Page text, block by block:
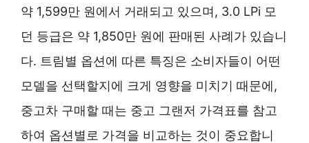
약 1,599만 원에서 거래되고 있으며, 3.0 LPi 모
던 등급은 약 1,850만 원에 판매된 사례가 있습니
다. 트림별 옵션에 따른 특징은 소비자들이 어떤
모델을 선택할지에 크게 영향을 미치기 때문에,
중고차 구매할 때는 중고 그랜저 가격표를 참고
하여 옵션별로 가격을 비교하는 것이 중요합니